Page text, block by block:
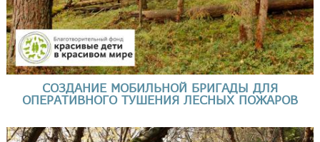
СОЗДАНИЕ МОБИЛЬНОЙ БРИГАДЫ ДЛЯ
ОПЕРАТИВНОГО ТУШЕНИЯ ЛЕСНЫХ ПОЖАРОВ